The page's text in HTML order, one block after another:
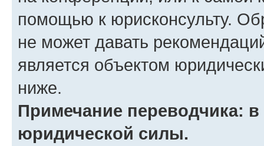
помощью к юрисконсульту.
не может давать
является объектом
ниже.
Примечание переводчика:
юридической силы.